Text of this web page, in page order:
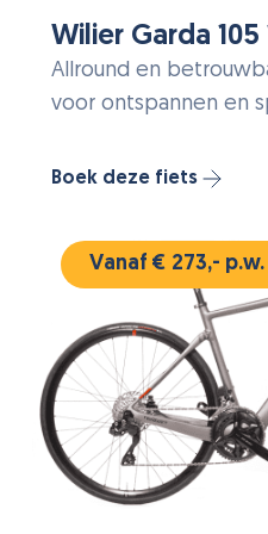
Wilier Garda 105
Allround en
voor ontspannen en
Boek deze fiets
Vanaf € 273,- p.w.